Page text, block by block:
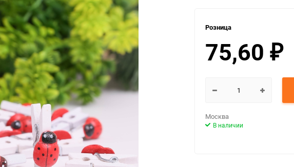
Розница
75,60 ₽
Москва
В наличии